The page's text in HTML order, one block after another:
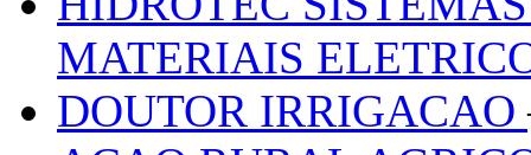
MATERIAIS
DOUTOR IRRIGACAO